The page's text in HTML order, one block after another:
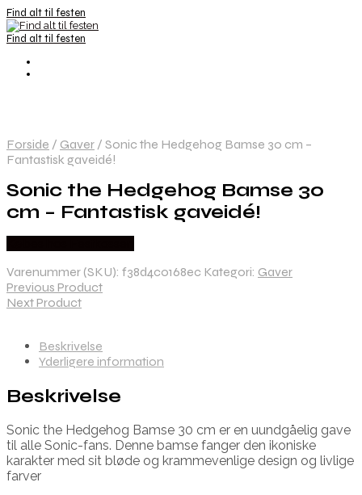
Find alt til festen
Find alt til festen
Forside / Gaver / Sonic the Hedgehog Bamse 30 cm –
Fantastisk gaveidé!
Sonic the Hedgehog Bamse 30
cm – Fantastisk gaveidé!
Varenummer (SKU): f38d4c0168ec Kategori: Gaver
Previous Product
Next Product
Beskrivelse
Yderligere information
Beskrivelse
Sonic the Hedgehog Bamse 30 cm er en uundgåelig gave
til alle Sonic-fans. Denne bamse fanger den ikoniske
karakter med sit bløde og krammevenlige design og livlige
farver